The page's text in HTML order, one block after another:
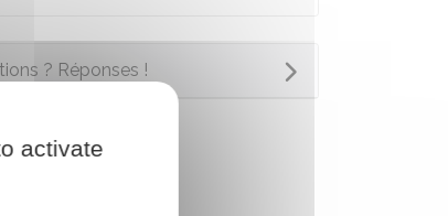
? Réponses !
activate